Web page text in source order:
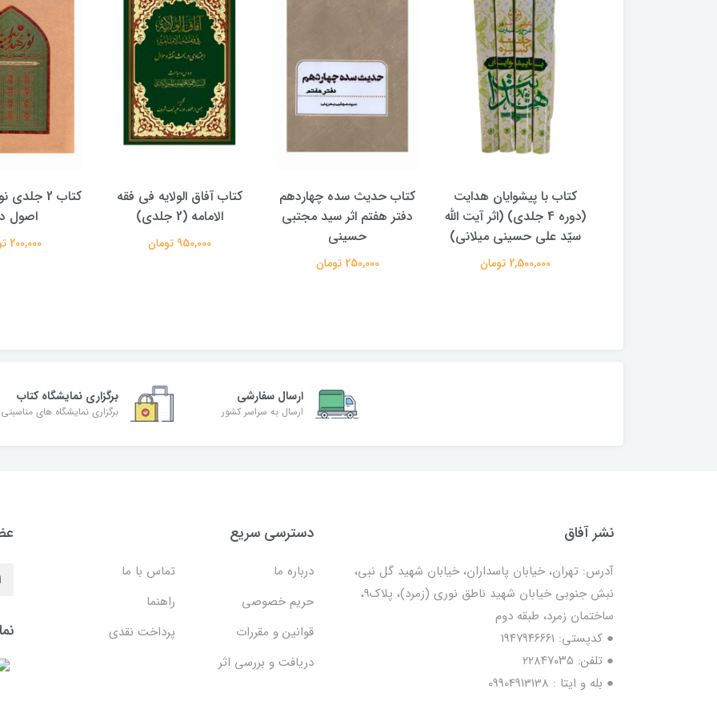
کتاب حدیث سده چهاردهم
دفتر هفتم اثر سید مجتبی
حسینی
250,000 تومان
کتاب آفاق الولایه فی فقه
الامامه (2 جلدی)
950,000 تومان
کتاب 2 جلدی نور هدایت در
اصول دین
200,000 تومان
کتاب پویش
علیرضا
350,000 تومان
ارسال سفارشی
ارسال به سراسر کشور
برگزاری نمایشگاه کتاب
برگزاری نمایشگاه های مناسبتی
نشر آفاق
آدرس: تهران، خیابان پاسداران، خیابان شهید گل نبی،
نبش جنوبی خیابان شهید ناطق نوری (زمرد)، پلاک9،
ساختمان زمرد، طبقه دوم
● کدپستی: ۱۹۴۷۹۴۶۶۶۱
● تلفن: ٢٢٨۴٧۰۳۵
● بله و ایتا : 09904913138
دسترسی سریع
درباره ما
تماس با ما
حریم خصوصی
راهنما
قوانین و مقررات
پرداخت نقدی
دریافت و بررسی اثر